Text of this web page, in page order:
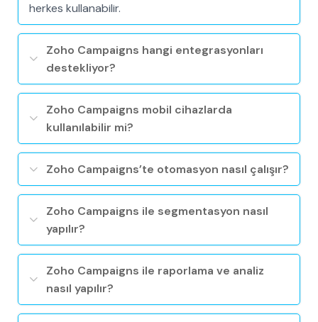
herkes kullanabilir.
Zoho Campaigns hangi entegrasyonları
destekliyor?
Zoho Campaigns mobil cihazlarda
kullanılabilir mi?
Zoho Campaigns’te otomasyon nasıl çalışır?
Zoho Campaigns ile segmentasyon nasıl
yapılır?
Zoho Campaigns ile raporlama ve analiz
nasıl yapılır?